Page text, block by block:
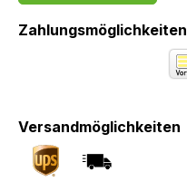
Zahlungsmöglichkeiten
Versandmöglichkeiten